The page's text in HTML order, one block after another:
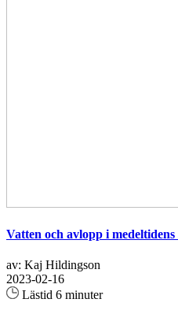
Vatten och avlopp i medeltidens
av: Kaj Hildingson
2023-02-16
Lästid 6 minuter